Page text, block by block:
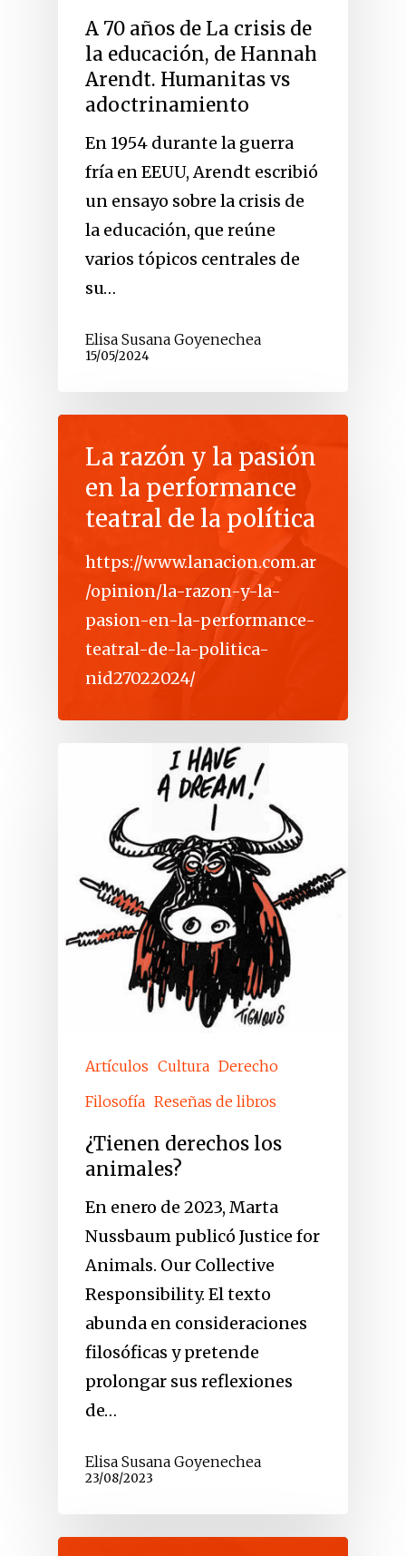
A 70 años de La crisis de
la educación, de Hannah
Arendt. Humanitas vs
adoctrinamiento
En 1954 durante la guerra
fría en EEUU, Arendt escribió
un ensayo sobre la crisis de
la educación, que reúne
varios tópicos centrales de
su…
Elisa Susana Goyenechea
15/05/2024
La razón y la pasión
en la performance
teatral de la política
https://www.lanacion.com.ar
/opinion/la-razon-y-la-
pasion-en-la-performance-
teatral-de-la-politica-
nid27022024/
Artículos Cultura Derecho
Filosofía Reseñas de libros
¿Tienen derechos los
animales?
En enero de 2023, Marta
Nussbaum publicó Justice for
Animals. Our Collective
Responsibility. El texto
abunda en consideraciones
filosóficas y pretende
prolongar sus reflexiones
de…
Elisa Susana Goyenechea
23/08/2023